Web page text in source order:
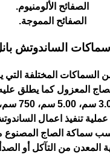
الصفائح الألومنيوم.
الصفائح المموجة.
سماكات الساندوتش
السماكات المختلفة
المعزول كما يطلق
اعمال الساندوتش بانل
سماكة الصاج المصنوع
المعدن من التآكل أو